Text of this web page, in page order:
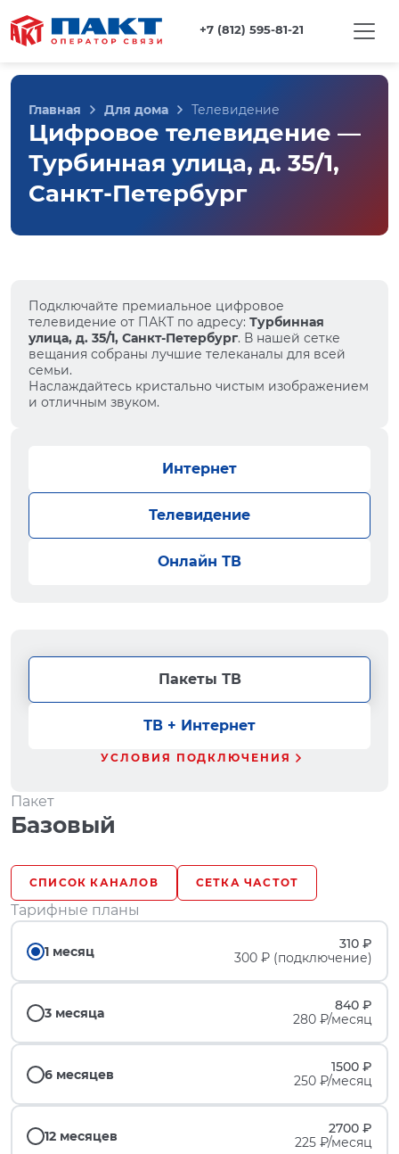
+7 (812) 595-81-21
Главная Для дома Телевидение
Цифровое телевидение —
Турбинная улица, д. 35/1,
Санкт-Петербург
Подключайте премиальное цифровое
телевидение от ПАКТ по адресу: Турбинная
улица, д. 35/1, Санкт-Петербург. В нашей сетке
вещания собраны лучшие телеканалы для всей
семьи.
Наслаждайтесь кристально чистым изображением
и отличным звуком.
Интернет
Телевидение
Онлайн ТВ
Пакеты ТВ
ТВ + Интернет
УСЛОВИЯ ПОДКЛЮЧЕНИЯ
Пакет
Базовый
СПИСОК КАНАЛОВ СЕТКА ЧАСТОТ
Тарифные планы
1 месяц
310 ₽
300 ₽ (подключение)
3 месяца
840 ₽
280 ₽/месяц
6 месяцев
1500 ₽
250 ₽/месяц
12 месяцев
2700 ₽
225 ₽/месяц